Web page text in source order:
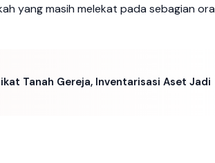
yang masih melekat pada sebagian
Tanah Gereja, Inventarisasi Aset Jadi